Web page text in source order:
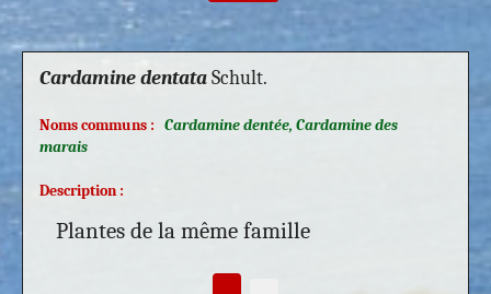
Cardamine dentataSchult.
Noms communs :
Cardamine dentée, Cardamine des
marais
Description :
Plantes de la même famille